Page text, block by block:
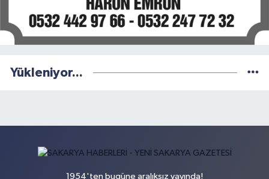
Yükleniyor...
1954'ten bugüne aralıksız yayında!